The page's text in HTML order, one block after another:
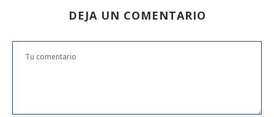
DEJA UN COMENTARIO